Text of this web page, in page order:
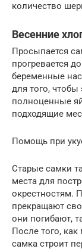
количество
Весенние
Просыпается
прогревается
беременные
для того,
полноценные
подходящие
Помощь при
Старые самки
места для
окрестностям.
прекращают
они погибают,
После того,
самка строит